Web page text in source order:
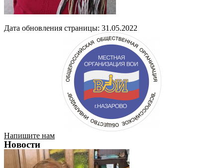
Дата обновления страницы: 31.05.2022
Напишите нам
Новости